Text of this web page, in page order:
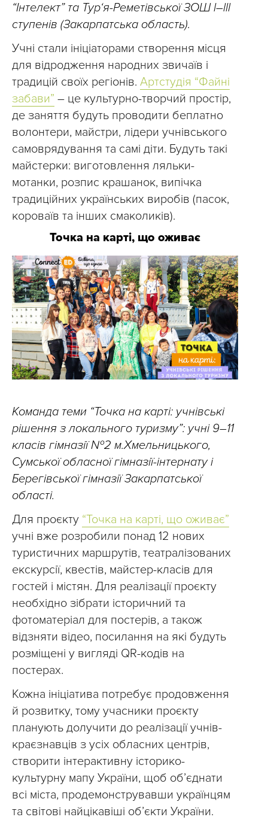
“Інтелект” та Тур‘я-Реметівської ЗОШ l–lll
ступенів (Закарпатська область).
Учні стали ініціаторами створення місця
для відродження народних звичаїв і
традицій своїх регіонів. Артстудія “Файні
забави” – це культурно-творчий простір,
де заняття будуть проводити беплатно
волонтери, майстри, лідери учнівського
самоврядування та самі діти. Будуть такі
майстерки: виготовлення ляльки-
мотанки, розпис крашанок, випічка
традиційних українських виробів (пасок,
короваїв та інших смаколиків).
Точка на карті, що оживає
Команда теми “Точка на карті: учнівські
рішення з локального туризму”: учні 9–11
класів гімназії №2 м.Хмельницького,
Сумської обласної гімназії-інтернату і
Берегівської гімназії Закарпатської
області.
Для проєкту “Точка на карті, що оживає”
учні вже розробили понад 12 нових
туристичних маршрутів, театралізованих
екскурсії, квестів, майстер-класів для
гостей і містян. Для реалізації проєкту
необхідно зібрати історичний та
фотоматеріал для постерів, а також
відзняти відео, посилання на які будуть
розміщені у вигляді QR-кодів на
постерах.
Кожна ініціатива потребує продовження
й розвитку, тому учасники проєкту
планують долучити до реалізації учнів-
краєзнавців з усіх обласних центрів,
створити інтерактивну історико-
культурну мапу України, щоб об’єднати
всі міста, продемонструвавши українцям
та світові найцікавіші об’єкти України.